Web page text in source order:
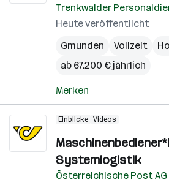
Trenkwalder
Heute veröffentlicht
Gmunden
Vollzeit
ab 67.200 € jährlich
Merken
Einblicke Videos
Systemlogistik
Österreichische Post AG